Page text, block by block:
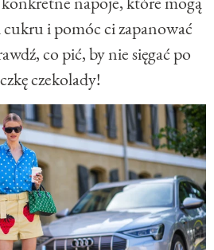
i pomóc ci zapanować
co pić, by nie sięgać po
czekolady!